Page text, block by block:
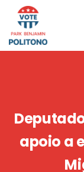
apoio a